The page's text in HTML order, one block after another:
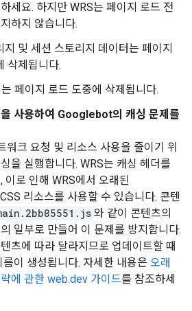
세요. 하지만 WRS는 페이지 로드 전
하지 않습니다.
지 및 세션 스토리지 데이터는 페이지
삭제됩니다.
페이지 로드 도중에 삭제됩니다.
사용하여 Googlebot의 캐싱 문제를
워크 요청 및 리소스 사용을 줄이기 위
을 실행합니다. WRS는 캐싱 헤더를
이로 인해 WRS에서 오래된
리소스를 사용할 수 있습니다. 콘텐
와 같이 콘텐츠의
일부로 만들어 이 문제를 방지합니다.
츠에 따라 달라지므로 업데이트할 때
이 생성됩니다. 자세한 내용은 오래
에 관한 web.dev 가이드를 참조하세